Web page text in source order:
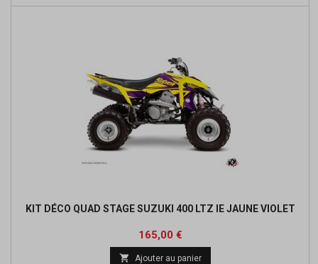
KIT DÉCO QUAD STAGE SUZUKI 400 LTZ IE JAUNE VIOLET
Prix
165,00 €
 Ajouter au panier